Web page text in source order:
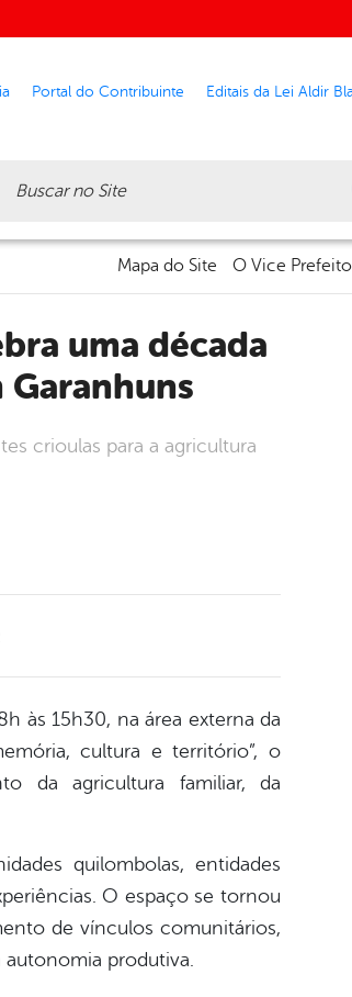
Portal do Contribuinte Editais da Lei Aldir
Mapa do Site O Vice Prefeito
crioulas para a agricultura
às 15h30, na área externa da
cultura e território”, o
da agricultura familiar, da
quilombolas, entidades
O espaço se tornou
de vínculos comunitários,
autonomia produtiva.